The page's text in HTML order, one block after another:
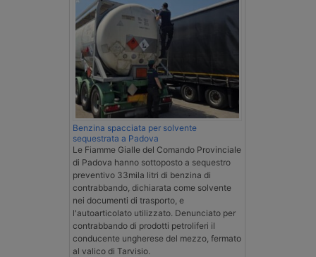
Benzina spacciata per solvente
sequestrata a Padova
Le Fiamme Gialle del Comando Provinciale
di Padova hanno sottoposto a sequestro
preventivo 33mila litri di benzina di
contrabbando, dichiarata come solvente
nei documenti di trasporto, e
l'autoarticolato utilizzato. Denunciato per
contrabbando di prodotti petroliferi il
conducente ungherese del mezzo, fermato
al valico di Tarvisio.